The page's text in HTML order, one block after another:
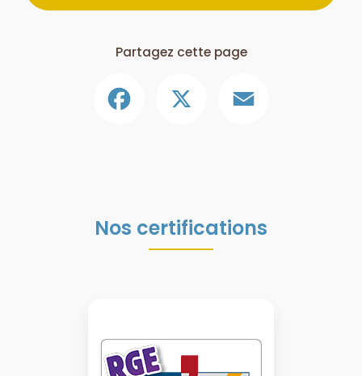
Partagez cette page
Nos certifications